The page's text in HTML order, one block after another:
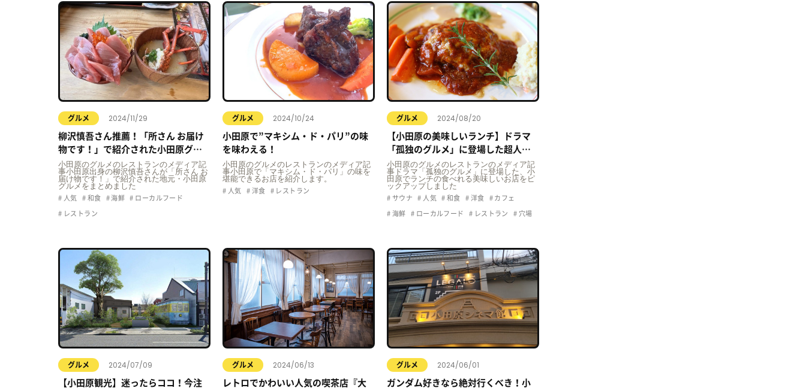
グルメ 2024/11/29
柳沢慎吾さん推薦！「所さん お届け
物です！」で紹介された小田原グル
メ3選
小田原のグルメのレストランのメディア記
事小田原出身の柳沢慎吾さんが「所さん お
届け物です！」で紹介された地元・小田原
グルメをまとめました
人気 和食 海鮮 ローカルフード
レストラン
グルメ 2024/10/24
小田原で”マキシム・ド・パリ”の味
を味わえる！
小田原のグルメのレストランのメディア記
事小田原で「マキシム・ド・パリ」の味を
堪能できるお店を紹介します。
人気 洋食 レストラン
グルメ 2024/08/20
【小田原の美味しいランチ】ドラマ
「孤独のグルメ」に登場した超人気
店をピックアップ！
小田原のグルメのレストランのメディア記
事ドラマ「孤独のグルメ」に登場した、小
田原でランチの食べれる美味しいお店をピ
ックアップしました
サウナ 人気 和食 洋食 カフェ
海鮮 ローカルフード レストラン 穴場
グルメ 2024/07/09
【小田原観光】迷ったらココ！今注
グルメ 2024/06/13
レトロでかわいい人気の喫茶店『大
グルメ 2024/06/01
ガンダム好きなら絶対行くべき！小